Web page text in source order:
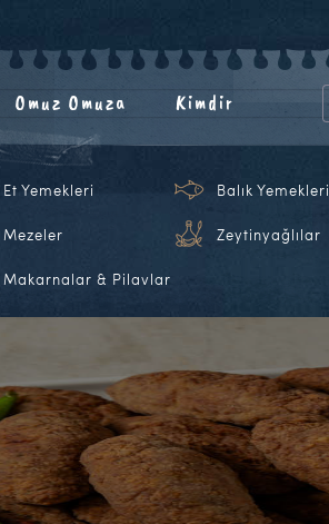
Omuz Omuza Kimdir
Et Yemekleri Balık Yemekleri
Mezeler Zeytinyağlılar
Makarnalar & Pilavlar